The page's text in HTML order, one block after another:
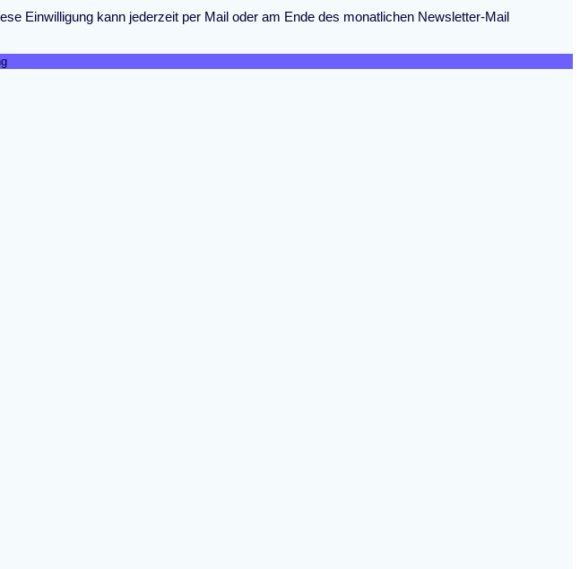
Einwilligung kann jederzeit per Mail oder am Ende des monatlichen Newsletter-Mail